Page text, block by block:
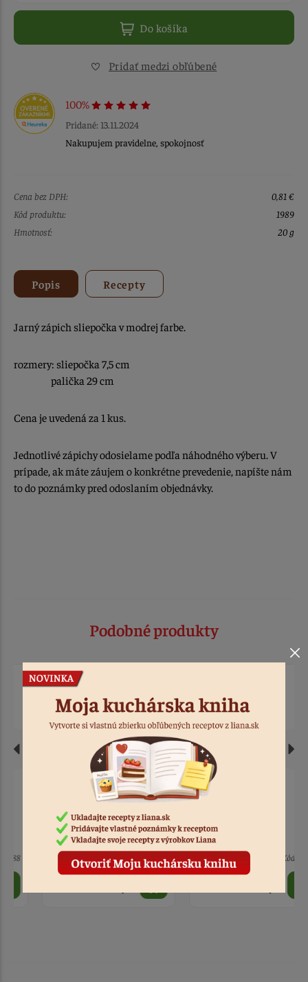
Do košíka
Pridať medzi obľúbené
100%
Pridané: 13.11.2024
Nakupujem pravidelne, spokojnosť
Cena bez DPH:
0,81 €
Kód produktu:
1989
Hmotnosť:
20 g
Popis Recepty
Jarný zápich sliepočka v modrej farbe.
rozmery: sliepočka 7,5 cm
palička 29 cm
Cena je uvedená za 1 kus.
Jednotlivé zápichy odosielame podľa náhodného výberu. V
prípade, ak máte záujem o konkrétne prevedenie, napíšte nám
to do poznámky pred odoslaním objednávky.
Podobné produkty
Sliepočka mini v
hniezde s vajíčkami
Kód: 1985 > 10 Kód: 2011